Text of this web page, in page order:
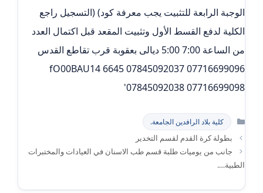
التصنيفات
كلية بلاد الرافدين الجامعة.
بطولة كرة القدم لقسم التخدير
جانب من يوميات طلبة قسم طب الاسنان في العيادات والمختبرات
الطبية….